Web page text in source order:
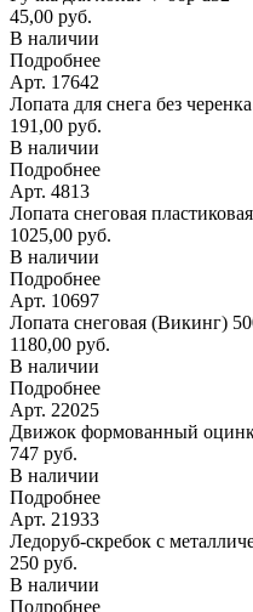
45,00 руб.
В наличии
Подробнее
Арт. 17642
Лопата для снега без
191,00 руб.
В наличии
Подробнее
Арт. 4813
Лопата снеговая
1025,00 руб.
В наличии
Подробнее
Арт. 10697
Лопата снеговая (Викинг)
1180,00 руб.
В наличии
Подробнее
Арт. 22025
Движок формованный
747 руб.
В наличии
Подробнее
Арт. 21933
Ледоруб-скребок с
250 руб.
В наличии
Подробнее